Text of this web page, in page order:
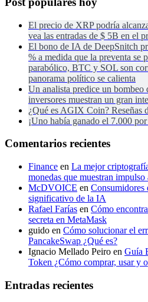
El precio de XRP podría
vea las entradas de $ 5B en el
El bono de IA de DeepSnitch
% a medida que la preventa se
parabólico, BTC y SOL son
panorama político se calienta
Un analista predice un
inversores muestran un gran
¿Qué es AGIX Coin? Reseñas
¡Uno había ganado el 7.000
Comentarios recientes
Finance en La mejor
monedas que muestran impulso
McDVOICE en Consumidores
significativo de la IA
Rafael Farías en Cómo
secreta en MetaMask
guido en Cómo solucionar el
PancakeSwap ¿Qué es?
Ignacio Mellado Peiro en Guía
Token ¿Cómo comprar, usar y
Entradas recientes